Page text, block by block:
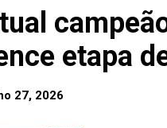
etapa
27, 2026